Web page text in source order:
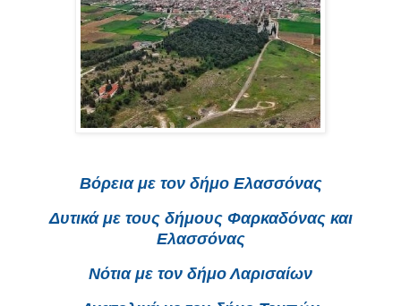
Βόρεια με τον δήμο Ελασσόνας
Δυτικά με τους δήμους Φαρκαδόνας και
Ελασσόνας
Νότια με τον δήμο Λαρισαίων